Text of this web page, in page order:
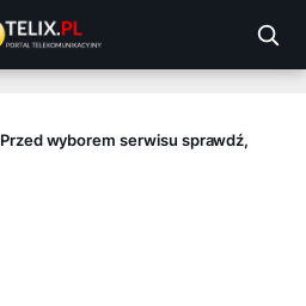
Przed wyborem serwisu sprawdź,